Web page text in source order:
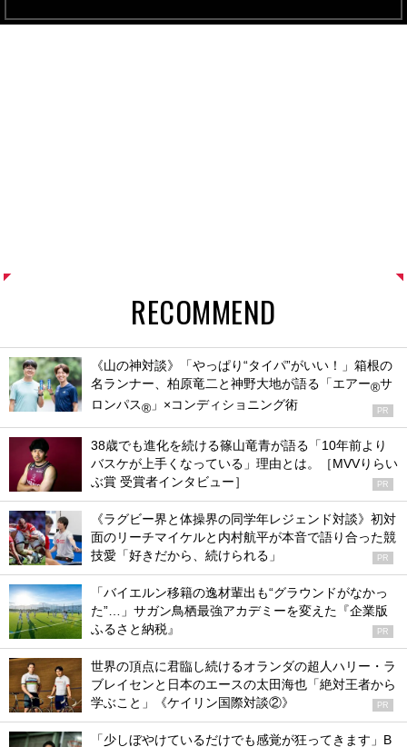
RECOMMEND
《山の神対談》「やっぱり“タイパ”がいい！」箱根の
名ランナー、柏原竜二と神野大地が語る「エアー®サ
ロンパス® 」×コンディショニング術 PR
38歳でも進化を続ける篠山竜青が語る「10年前より
バスケが上手くなっている」理由とは。［MVVりらい
ぶ賞 受賞者インタビュー］
PR
《ラグビー界と体操界の同学年レジェンド対談》初対
面のリーチマイケルと内村航平が本音で語り合った競
技愛「好きだから、続けられる」
PR
「バイエルン移籍の逸材輩出も“グラウンドがなかっ
た”…」サガン鳥栖最強アカデミーを変えた『企業版
ふるさと納税』
PR
世界の頂点に君臨し続けるオランダの超人ハリー・ラ
ブレイセンと日本のエースの太田海也「絶対王者から
学ぶこと」《ケイリン国際対談②》
PR
「少しぼやけているだけでも感覚が狂ってきます」B